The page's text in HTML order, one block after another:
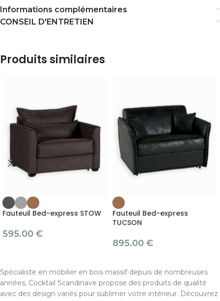
Informations complémentaires
CONSEIL D'ENTRETIEN
Produits similaires
Fauteuil Bed-express STOW
595.00 €
Fauteuil Bed-express
TUCSON
895.00 €
Spécialiste en mobilier en bois massif depuis de nombreuses
années, Cocktail Scandinave propose des produits de qualité
avec des design variés pour sublimer votre intérieur. Découvrez